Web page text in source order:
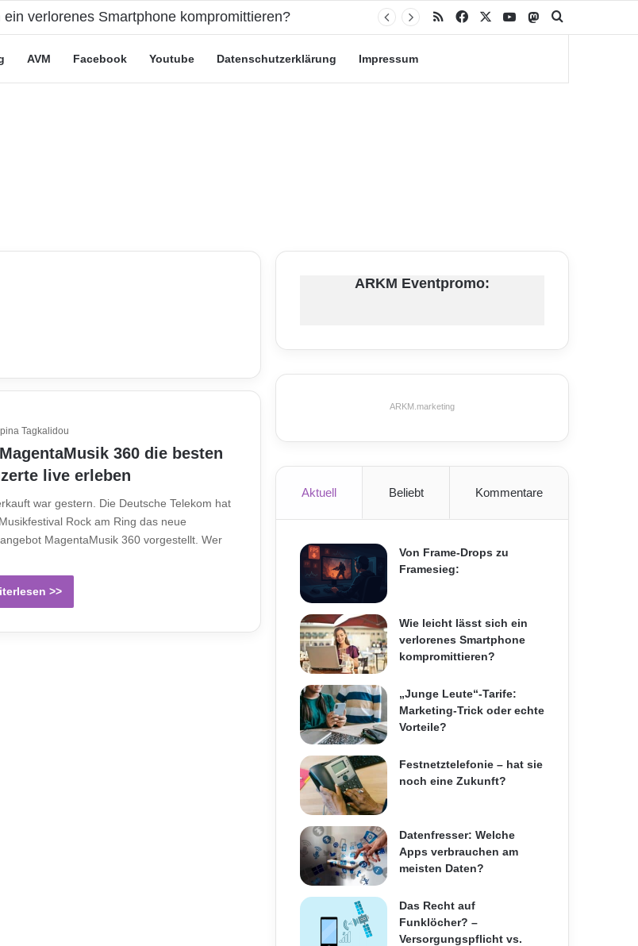
Marketing-Trick oder echte Vorteile? RSS Facebook YouTubeMastodon
AVM Facebook Youtube Datenschutzerklärung Impressum
Tagkalidou
360 die besten
live erleben
war gestern. Die Deutsche Telekom hat
Rock am Ring das neue
MagentaMusik 360 vorgestellt. Wer
>>
ARKM Eventpromo:
ARKM.marketing
Aktuell Beliebt Kommentare
Von Frame-Drops zu
Framesieg:
Wie leicht lässt sich ein
verlorenes Smartphone
kompromittieren?
„Junge Leute“-Tarife:
Marketing-Trick oder echte
Vorteile?
Festnetztelefonie – hat sie
noch eine Zukunft?
Datenfresser: Welche
Apps verbrauchen am
meisten Daten?
Das Recht auf
Funklöcher? –
Versorgungspflicht vs.